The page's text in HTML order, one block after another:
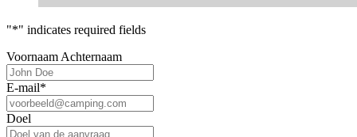
"*" indicates required fields
Voornaam Achternaam
E-mail*
Doel